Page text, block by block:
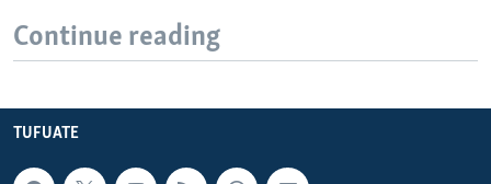
Continue reading
TUFUATE